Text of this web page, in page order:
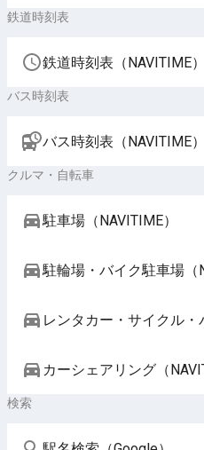
鉄道時刻表
鉄道時刻表（NAVITIME）
バス時刻表
バス時刻表（NAVITIME）
クルマ・自転車
駐車場（NAVITIME）
駐輪場・バイク駐車場（
レンタカー・サイクル・
カーシェアリング（
検索